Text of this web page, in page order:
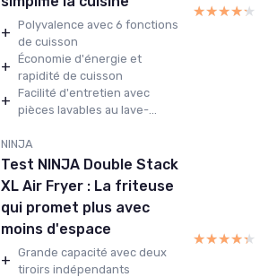
+ Polyvalence avec 6 fonctions
de cuisson
+ Économie d'énergie et
rapidité de cuisson
+ Facilité d'entretien avec
pièces lavables au lave-...
★★★★★
★★★★★
NINJA
Test NINJA Double Stack
XL Air Fryer : La friteuse
qui promet plus avec
moins d'espace
+ Grande capacité avec deux
tiroirs indépendants
★★★★★
★★★★★